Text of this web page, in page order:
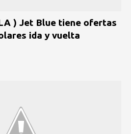
) Jet Blue tiene ofertas
ida y vuelta